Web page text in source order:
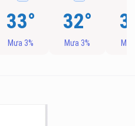
33°
Mưa 3%
32°
Mưa 3%